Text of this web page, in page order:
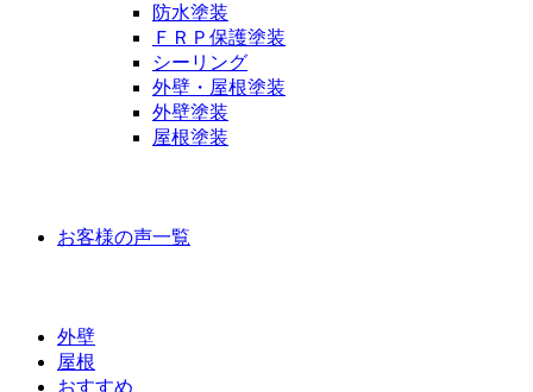
防水塗装
ＦＲＰ保護塗装
シーリング
外壁・屋根塗装
外壁塗装
屋根塗装
お客様の声一覧
外壁
屋根
おすすめ